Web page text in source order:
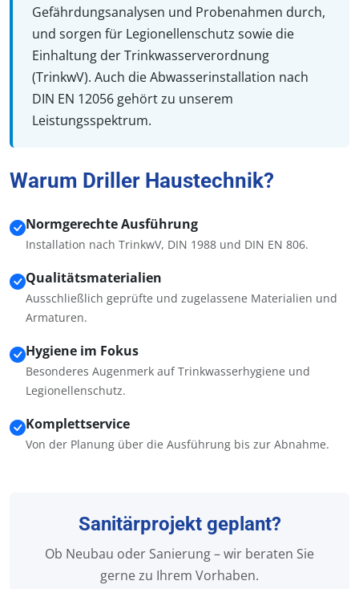
Gefährdungsanalysen und Probenahmen durch,
und sorgen für Legionellenschutz sowie die
Einhaltung der Trinkwasserverordnung
(TrinkwV). Auch die Abwasserinstallation nach
DIN EN 12056 gehört zu unserem
Leistungsspektrum.
Warum Driller Haustechnik?
Normgerechte Ausführung
Installation nach TrinkwV, DIN 1988 und DIN EN 806.
Qualitätsmaterialien
Ausschließlich geprüfte und zugelassene Materialien und
Armaturen.
Hygiene im Fokus
Besonderes Augenmerk auf Trinkwasserhygiene und
Legionellenschutz.
Komplettservice
Von der Planung über die Ausführung bis zur Abnahme.
Sanitärprojekt geplant?
Ob Neubau oder Sanierung – wir beraten Sie
gerne zu Ihrem Vorhaben.